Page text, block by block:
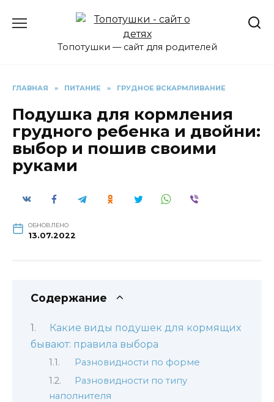
Топотушки — сайт для родителей
ГЛАВНАЯ » ПИТАНИЕ » ГРУДНОЕ ВСКАРМЛИВАНИЕ
Подушка для кормления
грудного ребенка и двойни:
выбор и пошив своими
руками
ОБНОВЛЕНО
13.07.2022
Содержание
Какие виды подушек для кормящих
бывают: правила выбора
Разновидности по форме
Разновидности по типу
наполнителя